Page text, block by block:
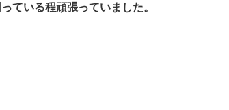
ている程頑張っていました。